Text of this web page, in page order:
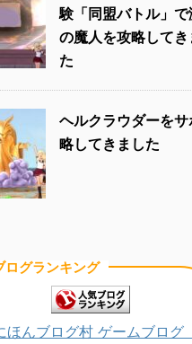
験「同盟バトル」で
の魔人を攻略してき
た
ヘルクラウダーをサ
略してきました
ログランキング